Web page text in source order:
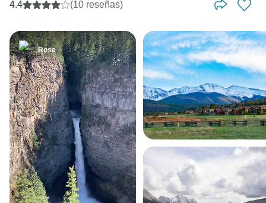
4.4 (10 reseñas)
Rose